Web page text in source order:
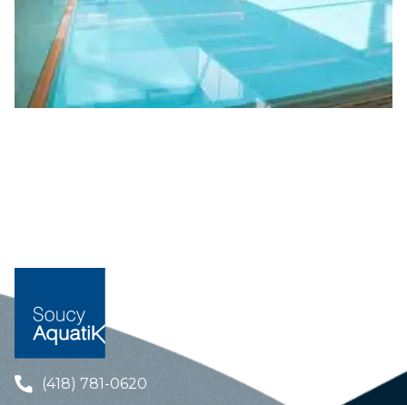
(418) 781-0620